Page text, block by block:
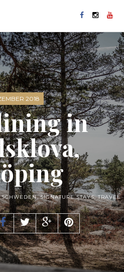
2018
in
SCHWEDEN,SIGNATURE STAYS,TRAVEL